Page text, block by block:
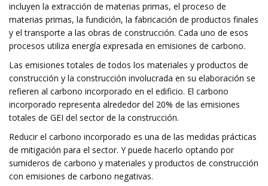
incluyen la extracción de materias primas, el proceso de
materias primas, la fundición, la fabricación de productos finales
y el transporte a las obras de construcción. Cada uno de esos
procesos utiliza energía expresada en emisiones de carbono.
Las emisiones totales de todos los materiales y productos de
construcción y la construcción involucrada en su elaboración se
refieren al carbono incorporado en el edificio. El carbono
incorporado representa alrededor del 20% de las emisiones
totales de GEI del sector de la construcción.
Reducir el carbono incorporado es una de las medidas prácticas
de mitigación para el sector. Y puede hacerlo optando por
sumideros de carbono y materiales y productos de construcción
con emisiones de carbono negativas.